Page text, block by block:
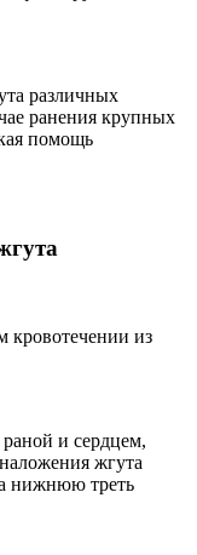
различных
ранения крупных
помощь
кровотечении из
и сердцем,
жгута
нижнюю треть